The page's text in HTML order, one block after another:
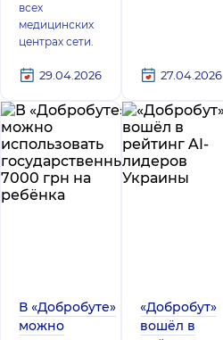
всех
медицинских
центрах сети.
29.04.2026 27.04.2026
В «Добробуте»
можно
«Добробут»
вошёл в